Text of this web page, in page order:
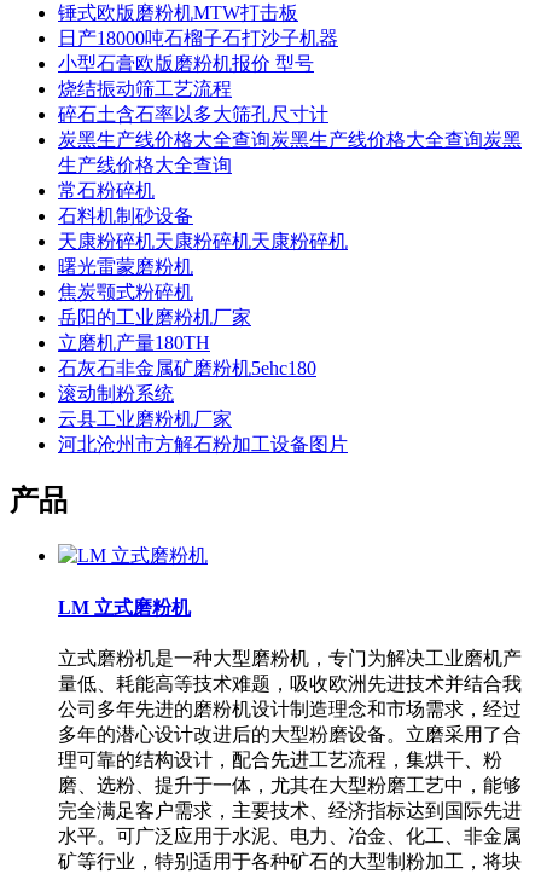
锤式欧版磨粉机MTW打击板
日产18000吨石榴子石打沙子机器
小型石膏欧版磨粉机报价 型号
烧结振动筛工艺流程
碎石土含石率以多大筛孔尺寸计
炭黑生产线价格大全查询炭黑生产线价格大全查询炭黑
生产线价格大全查询
常石粉碎机
石料机制砂设备
天康粉碎机天康粉碎机天康粉碎机
曙光雷蒙磨粉机
焦炭颚式粉碎机
岳阳的工业磨粉机厂家
立磨机产量180TH
石灰石非金属矿磨粉机5ehc180
滚动制粉系统
云县工业磨粉机厂家
河北沧州市方解石粉加工设备图片
产品
LM 立式磨粉机
立式磨粉机是一种大型磨粉机，专门为解决工业磨机产
量低、耗能高等技术难题，吸收欧洲先进技术并结合我
公司多年先进的磨粉机设计制造理念和市场需求，经过
多年的潜心设计改进后的大型粉磨设备。立磨采用了合
理可靠的结构设计，配合先进工艺流程，集烘干、粉
磨、选粉、提升于一体，尤其在大型粉磨工艺中，能够
完全满足客户需求，主要技术、经济指标达到国际先进
水平。可广泛应用于水泥、电力、冶金、化工、非金属
矿等行业，特别适用于各种矿石的大型制粉加工，将块